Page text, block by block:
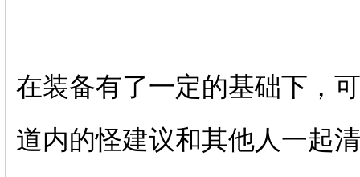
在装备有了一定的基础下，
道内的怪建议和其他人一起